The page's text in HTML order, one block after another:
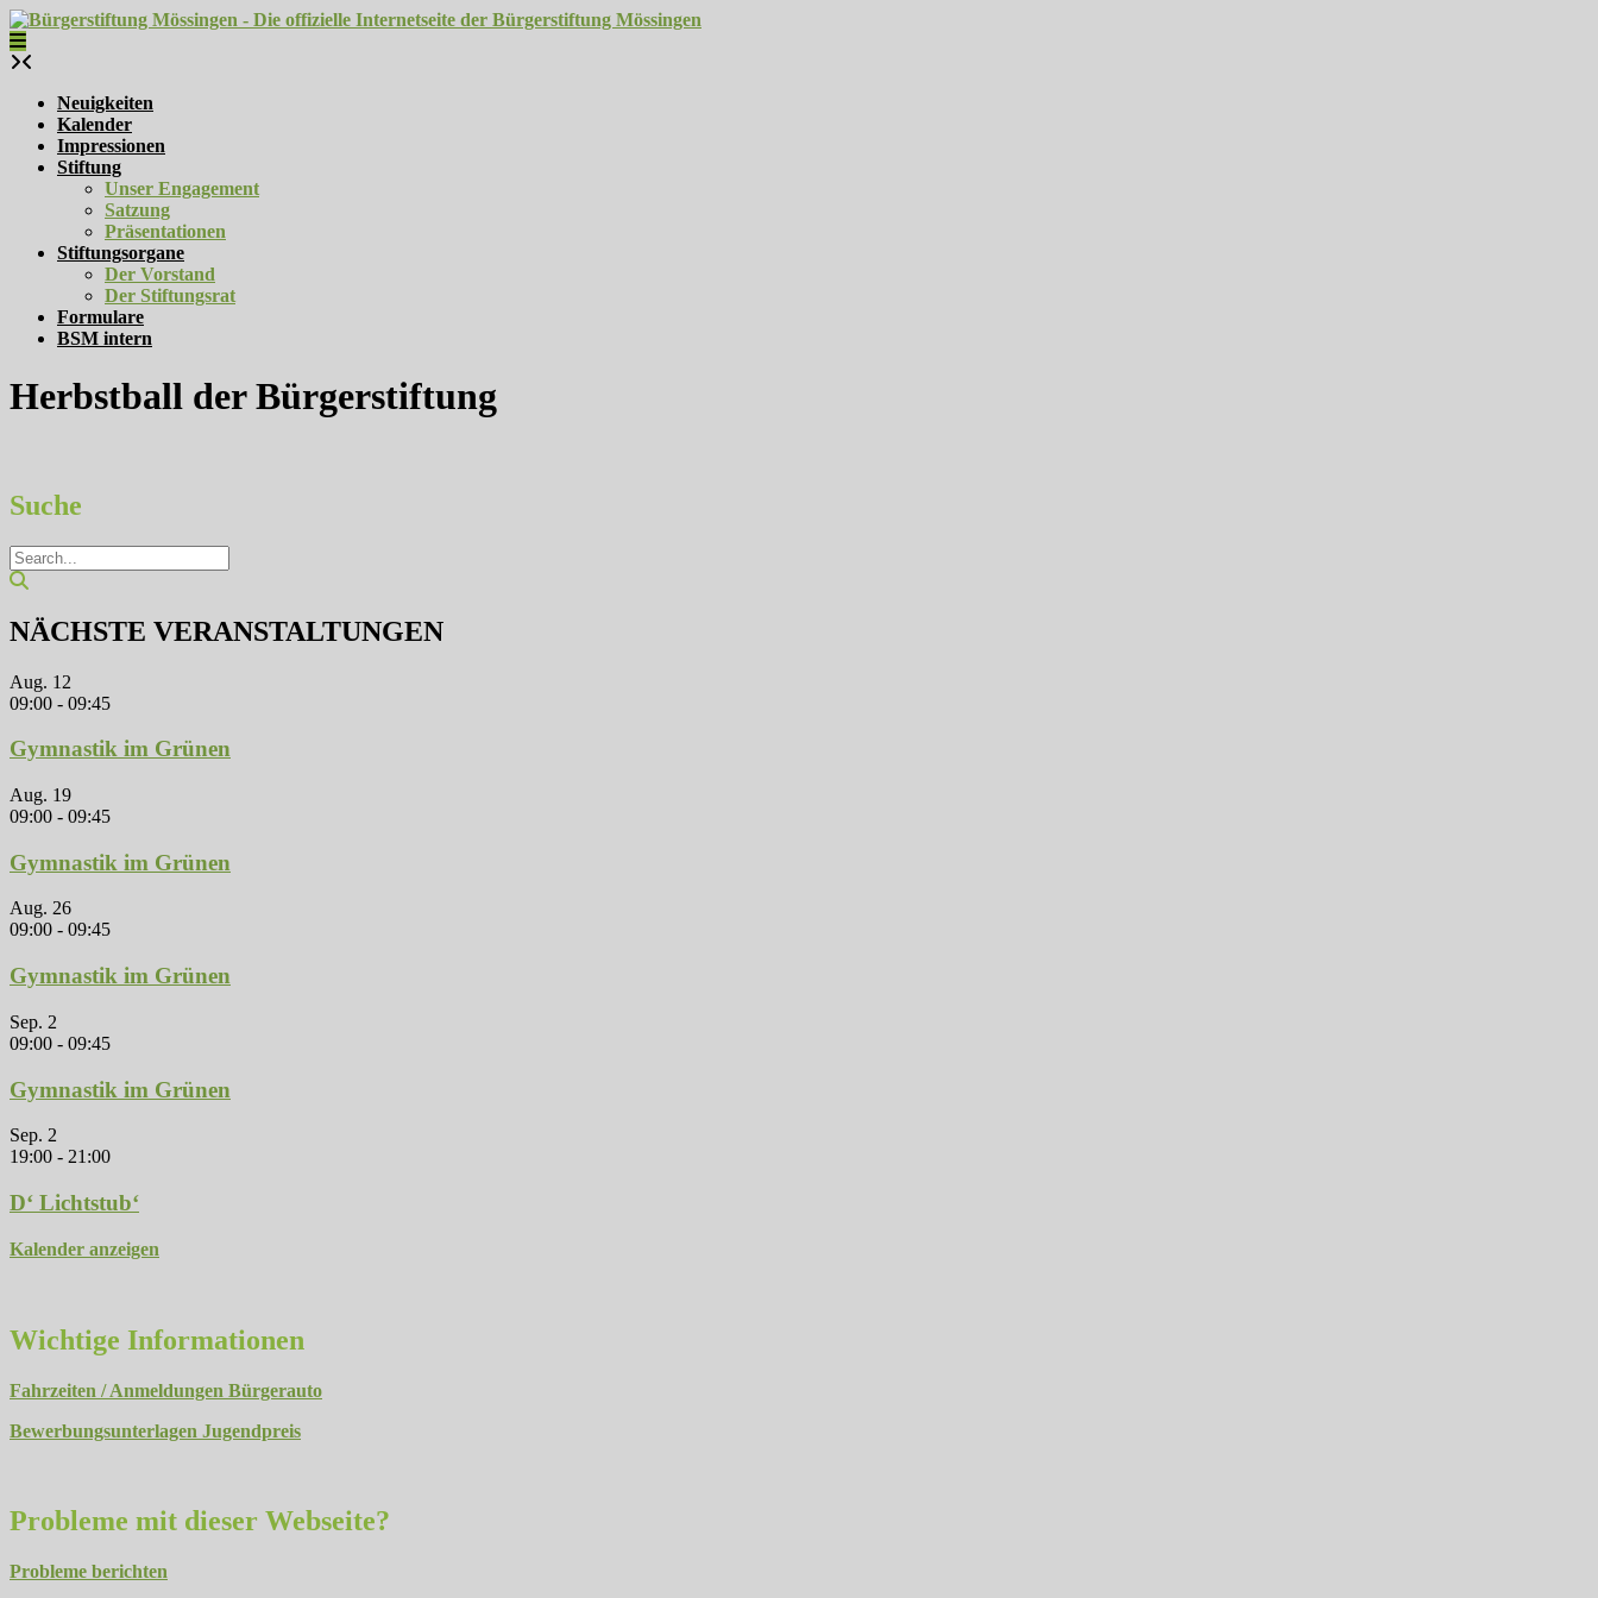
Skip
to
content
Neuigkeiten
Kalender
Impressionen
Stiftung
Unser Engagement
Satzung
Präsentationen
Stiftungsorgane
Der Vorstand
Der Stiftungsrat
Formulare
BSM intern
Herbstball der Bürgerstiftung
Suche
NÄCHSTE VERANSTALTUNGEN
Aug. 12
09:00 - 09:45
Gymnastik im Grünen
Aug. 19
09:00 - 09:45
Gymnastik im Grünen
Aug. 26
09:00 - 09:45
Gymnastik im Grünen
Sep. 2
09:00 - 09:45
Gymnastik im Grünen
Sep. 2
19:00 - 21:00
D‘ Lichtstub‘
Kalender anzeigen
Wichtige Informationen
Fahrzeiten / Anmeldungen Bürgerauto
Bewerbungsunterlagen Jugendpreis
Probleme mit dieser Webseite?
Probleme berichten